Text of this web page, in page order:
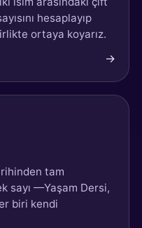
hesaplayıp
ortaya koyarız.
→
tam
sayı —Yaşam Dersi,
biri kendi